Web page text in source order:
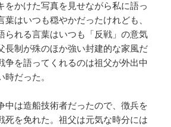
をかけた写真を見せながら私に語っ
はいつも穏やかだったけれども、
られる言葉はいつも「反戦」の意気
長制が殊のほか強い封建的な家風だ
争を語ってくれるのは祖父が外出中
だった。
中は造船技術者だったので、徴兵を
死を免れた。祖父は元気な時分には